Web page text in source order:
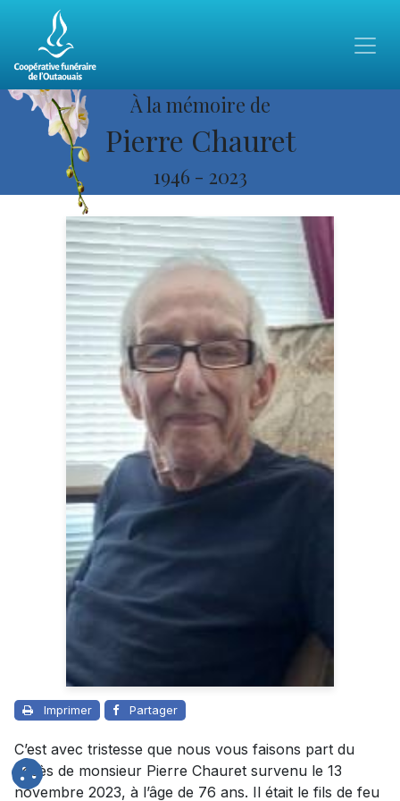
À la mémoire de
Pierre Chauret
1946 - 2023
Imprimer Partager
C’est avec tristesse que nous vous faisons part du
décès de monsieur Pierre Chauret survenu le 13
novembre 2023, à l’âge de 76 ans. Il était le fils de feu